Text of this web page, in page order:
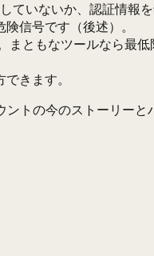
いないか、認証情報を
信号です（後述）。
ともなツールなら最低
きます。
トの今のストーリーと